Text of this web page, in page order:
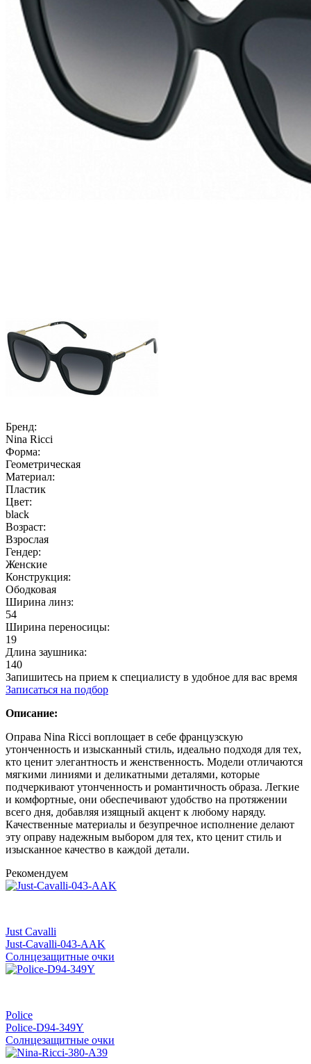
Бренд:
Nina Ricci
Форма:
Геометрическая
Материал:
Пластик
Цвет:
black
Возраст:
Взрослая
Гендер:
Женские
Конструкция:
Ободковая
Ширина линз:
54
Ширина переносицы:
19
Длина заушника:
140
Запишитесь на прием к специалисту в удобное для вас время
Записаться на подбор
Описание:
Оправа Nina Ricci воплощает в себе французскую
утонченность и изысканный стиль, идеально подходя для тех,
кто ценит элегантность и женственность. Модели отличаются
мягкими линиями и деликатными деталями, которые
подчеркивают утонченность и романтичность образа. Легкие
и комфортные, они обеспечивают удобство на протяжении
всего дня, добавляя изящный акцент к любому наряду.
Качественные материалы и безупречное исполнение делают
эту оправу надежным выбором для тех, кто ценит стиль и
изысканное качество в каждой детали.
Рекомендуем
Just Cavalli
Just-Cavalli-043-AAK
Солнцезащитные очки
Police
Police-D94-349Y
Солнцезащитные очки